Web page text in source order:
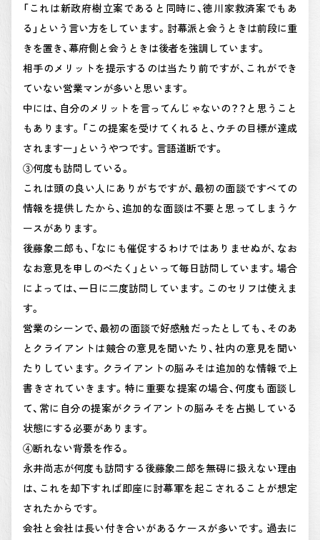
「これは新政府樹立案であると同時に、徳川家救済案でもあ
る」という言い方をしています。討幕派と会うときは前段に重
きを置き、幕府側と会うときは後者を強調しています。
相手のメリットを提示するのは当たり前ですが、これができ
ていない営業マンが多いと思います。
中には、自分のメリットを言ってんじゃないの？？と思うこと
もあります。「この提案を受けてくれると、ウチの目標が達成
されますー」というやつです。言語道断です。
③何度も訪問している。
これは頭の良い人にありがちですが、最初の面談ですべての
情報を提供したから、追加的な面談は不要と思ってしまうケ
ースがあります。
後藤象二郎も、「なにも催促するわけではありませぬが、なお
なお意見を申しのべたく」といって毎日訪問しています。場合
によっては、一日に二度訪問しています。このセリフは使えま
す。
営業のシーンで、最初の面談で好感触だったとしても、そのあ
とクライアントは競合の意見を聞いたり、社内の意見を聞い
たりしています。クライアントの脳みそは追加的な情報で上
書きされていきます。特に重要な提案の場合、何度も面談し
て、常に自分の提案がクライアントの脳みそを占拠している
状態にする必要があります。
④断れない背景を作る。
永井尚志が何度も訪問する後藤象二郎を無碍に扱えない理由
は、これを却下すれば即座に討幕軍を起こされることが想定
されたからです。
会社と会社は長い付き合いがあるケースが多いです。過去に